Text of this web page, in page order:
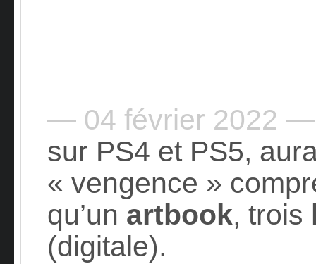
— 04 février 2022 —
sur PS4 et PS5,
« vengence »
qu’un artbook, trois
(digitale).